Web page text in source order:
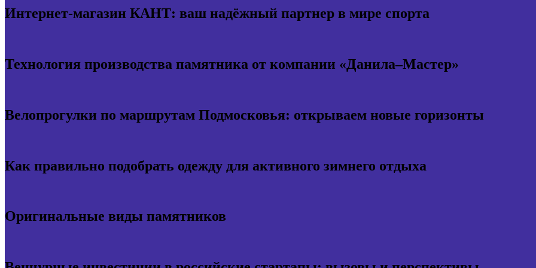
Интернет-магазин КАНТ: ваш надёжный партнер в мире спорта
Технология производства памятника от компании «Данила–Мастер»
Велопрогулки по маршрутам Подмосковья: открываем новые горизонты
Как правильно подобрать одежду для активного зимнего отдыха
Оригинальные виды памятников